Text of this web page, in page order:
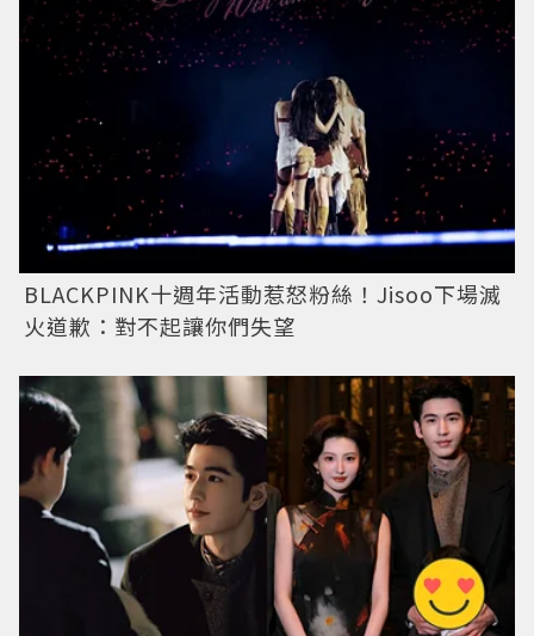
BLACKPINK十週年活動惹怒粉絲！Jisoo下場滅
火道歉：對不起讓你們失望